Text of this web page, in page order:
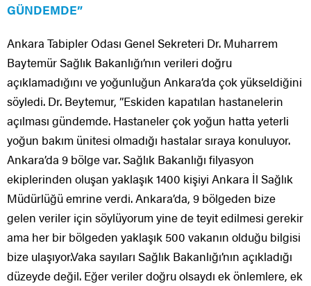
GÜNDEMDE”
Ankara Tabipler Odası Genel Sekreteri Dr. Muharrem
Baytemür Sağlık Bakanlığı’nın verileri doğru
açıklamadığını ve yoğunluğun Ankara’da çok yükseldiğini
söyledi. Dr. Beytemur, ”Eskiden kapatılan hastanelerin
açılması gündemde. Hastaneler çok yoğun hatta yeterli
yoğun bakım ünitesi olmadığı hastalar sıraya konuluyor.
Ankara’da 9 bölge var. Sağlık Bakanlığı filyasyon
ekiplerinden oluşan yaklaşık 1400 kişiyi Ankara İl Sağlık
Müdürlüğü emrine verdi. Ankara’da, 9 bölgeden bize
gelen veriler için söylüyorum yine de teyit edilmesi gerekir
ama her bir bölgeden yaklaşık 500 vakanın olduğu bilgisi
bize ulaşıyor.Vaka sayıları Sağlık Bakanlığı’nın açıkladığı
düzeyde değil. Eğer veriler doğru olsaydı ek önlemlere, ek